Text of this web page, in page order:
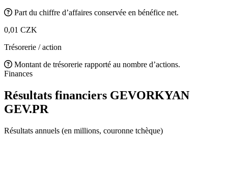
Part du chiffre d’affaires conservée en bénéfice net.
0,01 CZK
Trésorerie / action
Montant de trésorerie rapporté au nombre d’actions.
Finances
Résultats financiers GEVORKYAN
GEV.PR
Résultats annuels (en millions, couronne tchèque)